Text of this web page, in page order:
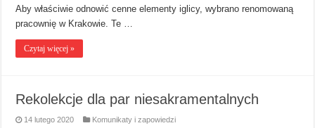
Aby właściwie odnowić cenne elementy iglicy, wybrano renomowaną
pracownię w Krakowie. Te …
Czytaj więcej »
Rekolekcje dla par niesakramentalnych
14 lutego 2020 Komunikaty i zapowiedzi